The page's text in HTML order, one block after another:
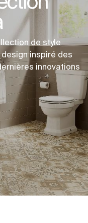
de style
inspiré des
innovations